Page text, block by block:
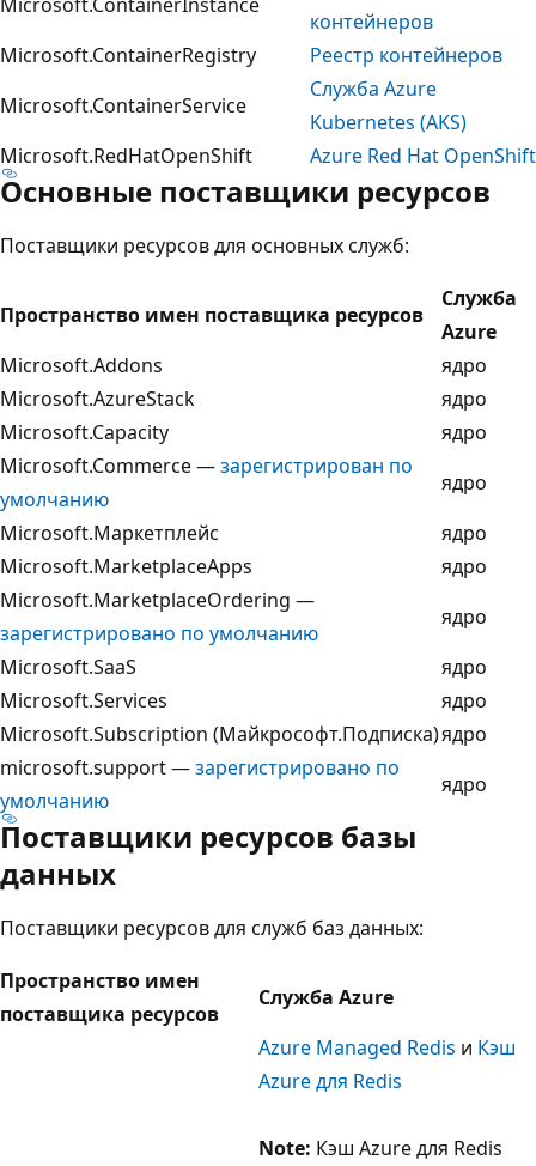
контейнеров
Microsoft.ContainerRegistry
Реестр контейнеров
Microsoft.ContainerService
Служба Azure
Kubernetes (AKS)
Microsoft.RedHatOpenShift
Azure Red Hat OpenShift
Основные поставщики ресурсов
Поставщики ресурсов для основных служб:
Пространство имен поставщика ресурсов
Служба
Azure
Microsoft.Addons
ядро
Microsoft.AzureStack
ядро
Microsoft.Capacity
ядро
Microsoft.Commerce —зарегистрирован по
умолчанию
ядро
Microsoft.Маркетплейс
ядро
Microsoft.MarketplaceApps
ядро
Microsoft.MarketplaceOrdering —
зарегистрировано по умолчанию
ядро
Microsoft.SaaS
ядро
Microsoft.Services
ядро
Microsoft.Subscription (Майкрософт.Подписка)ядро
microsoft.support —зарегистрировано по
умолчанию
ядро
Поставщики ресурсов базы
данных
Поставщики ресурсов для служб баз данных:
Пространство имен
поставщика ресурсов
Служба Azure
Azure Managed Redis и Кэш
Azure для Redis
Note: Кэш Azure для Redis